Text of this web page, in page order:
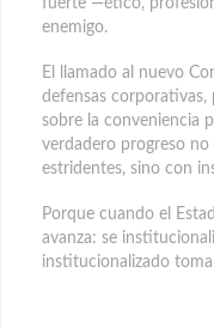
fuerte —ético,
enemigo.
El llamado al nuevo
defensas
sobre la conveniencia
verdadero progreso
estridentes, sino con
Porque cuando el
avanza: se
institucionalizado toma